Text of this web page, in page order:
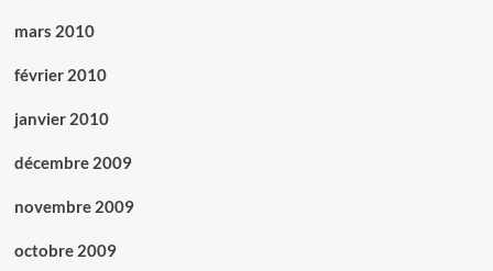
mars 2010
février 2010
janvier 2010
décembre 2009
novembre 2009
octobre 2009